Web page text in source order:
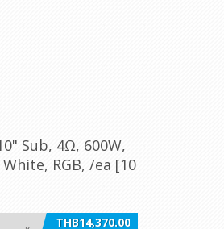
Sub, 4Ω, 600W,
RGB, /ea [10
THB14,370.00